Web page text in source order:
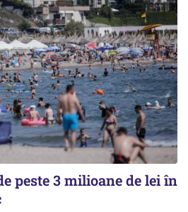
peste 3 milioane de lei în